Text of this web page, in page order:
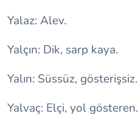
Yalaz: Alev.
Yalçın: Dik, sarp kaya.
Yalın: Süssüz, gösterişsiz.
Yalvaç: Elçi, yol gösteren.